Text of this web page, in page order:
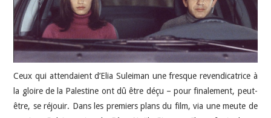
JEU VIDÉO
AUTRES
SOMMAIRE
A PROPOS
Ceux qui attendaient d’Elia Suleiman une fresque revendicatrice à
la gloire de la Palestine ont dû être déçu – pour finalement, peut-
être, se réjouir. Dans les premiers plans du film, via une meute de